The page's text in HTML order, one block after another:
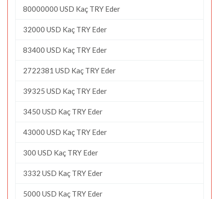
80000000 USD Kaç TRY Eder
32000 USD Kaç TRY Eder
83400 USD Kaç TRY Eder
2722381 USD Kaç TRY Eder
39325 USD Kaç TRY Eder
3450 USD Kaç TRY Eder
43000 USD Kaç TRY Eder
300 USD Kaç TRY Eder
3332 USD Kaç TRY Eder
5000 USD Kaç TRY Eder